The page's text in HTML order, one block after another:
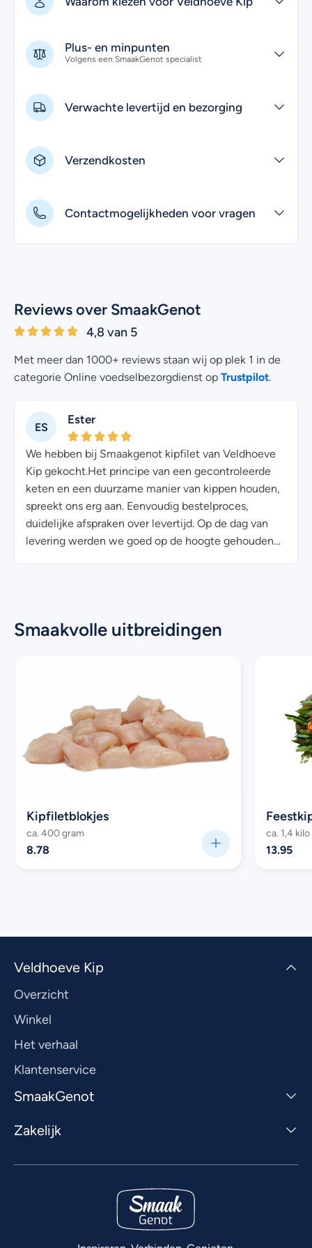
Plus- en minpunten
Volgens een SmaakGenot specialist
Verwachte levertijd en bezorging
Verzendkosten
Contactmogelijkheden voor vragen
Reviews over SmaakGenot
4,8 van 5
Met meer dan 1000+ reviews staan wij op plek 1 in de
categorie Online voedselbezorgdienst op Trustpilot
ES
Ester
We hebben bij Smaakgenot kipfilet van Veldhoeve
Kip gekocht.Het principe van een gecontroleerde
keten en een duurzame manier van kippen houden,
spreekt ons erg aan. Eenvoudig bestelproces,
duidelijke afspraken over levertijd. Op de dag van
levering werden we goed op de hoogte gehouden
Smaakvolle uitbreidingen
Kipfiletblokjes
ca. 400 gram
8.78
ca. 1,4 kilo
13.95
Veldhoeve Kip
Overzicht
Winkel
Het verhaal
Klantenservice
SmaakGenot
Zakelijk